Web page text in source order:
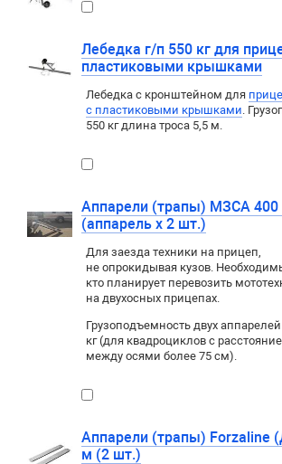
Лебедка г/п 550 кг для
пластиковыми крышками
Лебедка c кронштейном для
с пластиковыми крышками.
550 кг длина троса 5,5 м.
Аппарели (трапы) МЗСА 400
(аппарель х 2 шт.)
Для заезда техники на прицеп,
не опрокидывая кузов.
кто планирует перевозить
на двухосных прицепах.
Грузоподъемность двух
кг (для квадроциклов с
между осями более 75 см).
Аппарели (трапы) Forzaline
м (2 шт.)